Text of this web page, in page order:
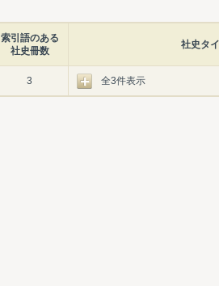
索引語のある
社史冊数
社史タ
3 全3件表示